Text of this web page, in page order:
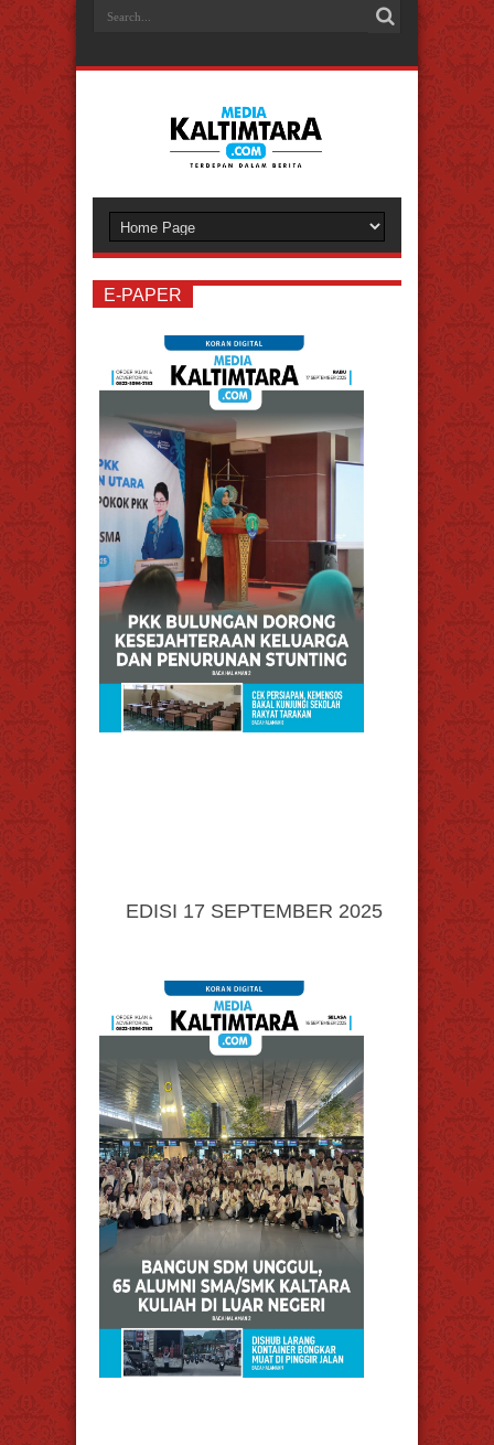
Pesan Masuk
E-PAPER
EDISI 17 SEPTEMBER 2025
Verifikasi Akun Sekarang!